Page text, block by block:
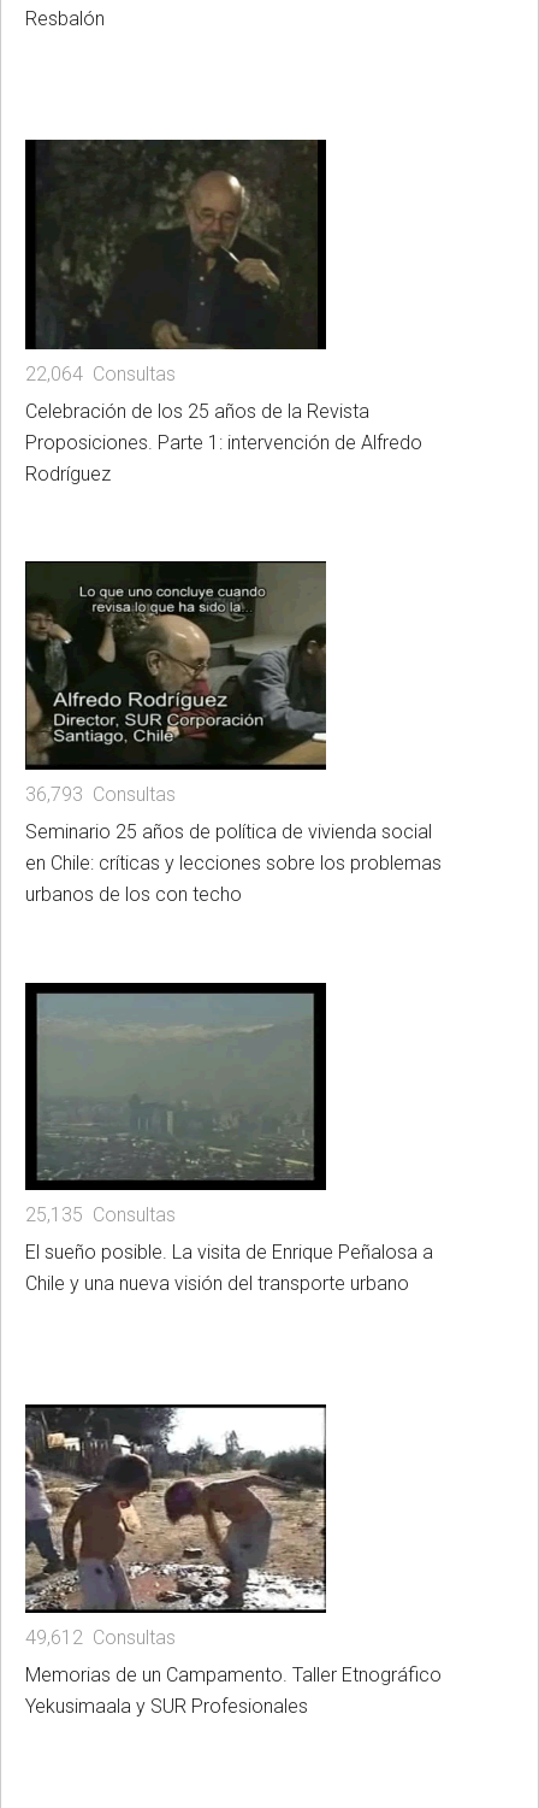
Resbalón
22,064 Consultas
Celebración de los 25 años de la Revista
Proposiciones. Parte 1: intervención de Alfredo
Rodríguez
36,793 Consultas
Seminario 25 años de política de vivienda social
en Chile: críticas y lecciones sobre los problemas
urbanos de los con techo
25,135 Consultas
El sueño posible. La visita de Enrique Peñalosa a
Chile y una nueva visión del transporte urbano
49,612 Consultas
Memorias de un Campamento. Taller Etnográfico
Yekusimaala y SUR Profesionales